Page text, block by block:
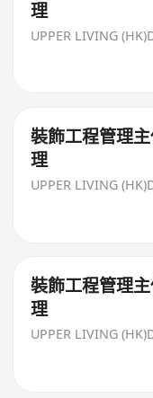
理
裝飾工程管理
理
裝飾工程管理
理